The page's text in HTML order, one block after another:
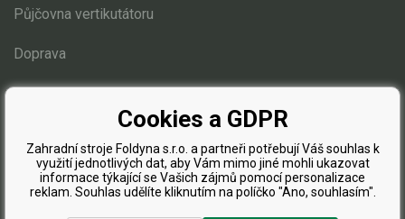
Díly pro motory
Mulčovací žací ústrojí 110 cm
Přední náprava, řízení
Elektro instalace
Sběrný koš
Půjčovna vertikutátoru
Doprava
Blog
Cookies a GDPR
Zahradní stroje Foldyna s.r.o. a partneři potřebují Váš souhlas k
využití jednotlivých dat, aby Vám mimo jiné mohli ukazovat
informace týkající se Vašich zájmů pomocí personalizace
reklam. Souhlas udělíte kliknutím na políčko "Ano, souhlasím".